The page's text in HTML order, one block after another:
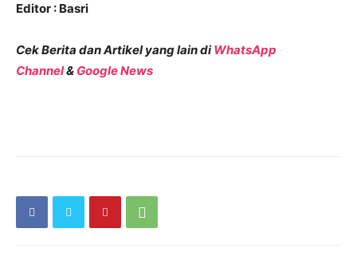
Editor : Basri
Cek Berita dan Artikel yang lain diWhatsApp
Channel& Google News